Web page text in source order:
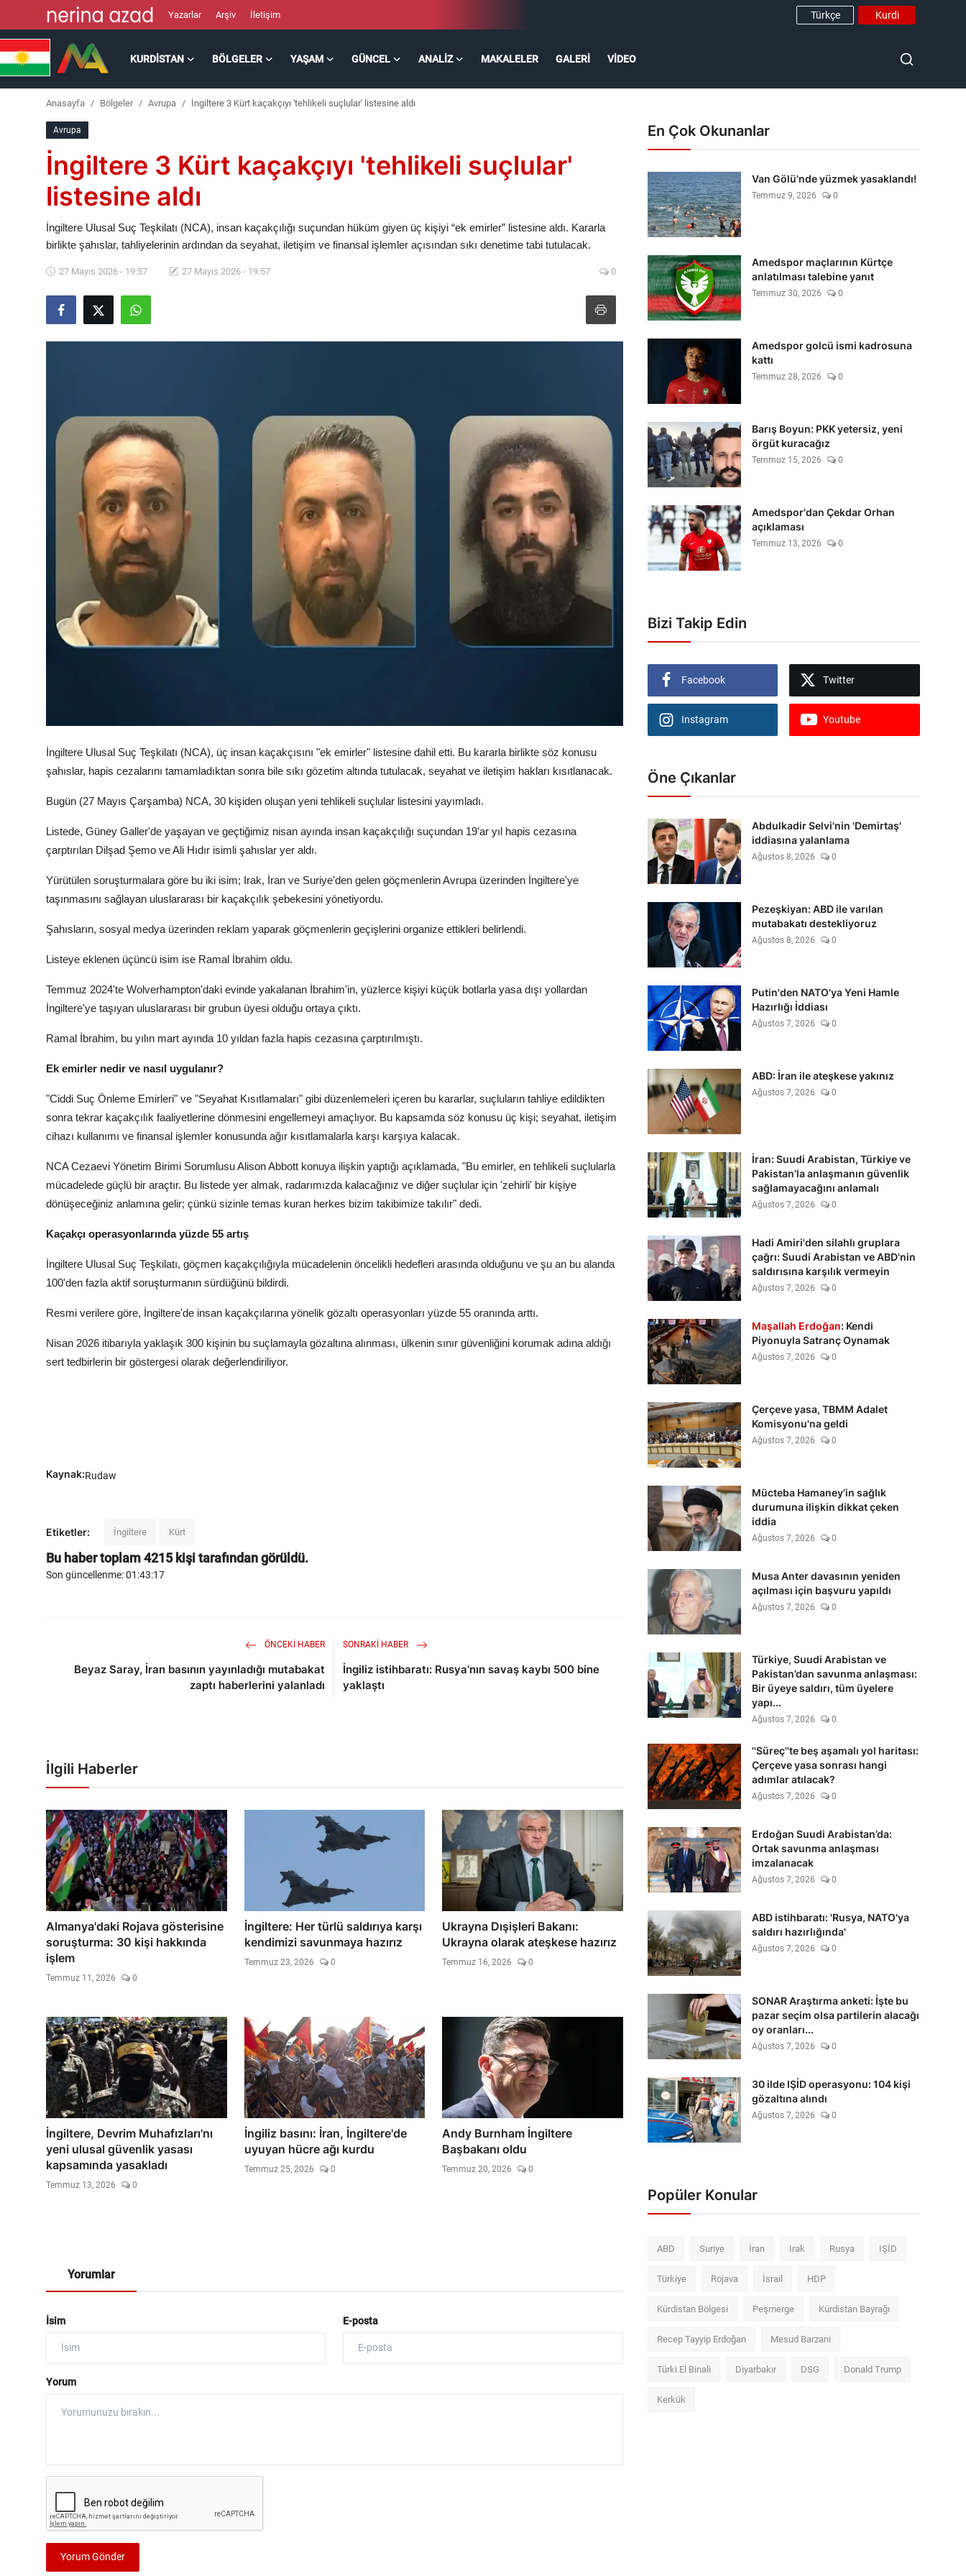
Yazarlar Arşiv İletişim Türkçe Kurdi
KURDISTAN BÖLGELER YAŞAM GÜNCEL ANALIZ MAKALELER GALERI VIDEO
Güncel
Kurdi
Anasayfa Bölgeler Avrupa İngiltere 3 Kürt kaçakçıyı 'tehlikeli suçlular' listesine aldı
Avrupa
İngiltere 3 Kürt kaçakçıyı 'tehlikeli suçlular'
listesine aldı
İngiltere Ulusal Suç Teşkilatı (NCA), insan kaçakçılığı suçundan hüküm giyen üç kişiyi “ek emirler” listesine aldı. Kararla
birlikte şahıslar, tahliyelerinin ardından da seyahat, iletişim ve finansal işlemler açısından sıkı denetime tabi tutulacak.
27 Mayıs 2026 - 19:57 27 Mayıs 2026 - 19:57 0
İngiltere Ulusal Suç Teşkilatı (NCA), üç insan kaçakçısını "ek emirler" listesine dahil etti. Bu kararla birlikte söz konusu
şahıslar, hapis cezalarını tamamladıktan sonra bile sıkı gözetim altında tutulacak, seyahat ve iletişim hakları kısıtlanacak.
Bugün (27 Mayıs Çarşamba) NCA, 30 kişiden oluşan yeni tehlikeli suçlular listesini yayımladı.
Listede, Güney Galler'de yaşayan ve geçtiğimiz nisan ayında insan kaçakçılığı suçundan 19'ar yıl hapis cezasına
çarptırılan Dilşad Şemo ve Ali Hıdır isimli şahıslar yer aldı.
Yürütülen soruşturmalara göre bu iki isim; Irak, İran ve Suriye'den gelen göçmenlerin Avrupa üzerinden İngiltere'ye
taşınmasını sağlayan uluslararası bir kaçakçılık şebekesini yönetiyordu.
Şahısların, sosyal medya üzerinden reklam yaparak göçmenlerin geçişlerini organize ettikleri belirlendi.
Listeye eklenen üçüncü isim ise Ramal İbrahim oldu.
Temmuz 2024'te Wolverhampton'daki evinde yakalanan İbrahim'in, yüzlerce kişiyi küçük botlarla yasa dışı yollardan
İngiltere'ye taşıyan uluslararası bir grubun üyesi olduğu ortaya çıktı.
Ramal İbrahim, bu yılın mart ayında 10 yıldan fazla hapis cezasına çarptırılmıştı.
Ek emirler nedir ve nasıl uygulanır?
"Ciddi Suç Önleme Emirleri" ve "Seyahat Kısıtlamaları" gibi düzenlemeleri içeren bu kararlar, suçluların tahliye edildikten
sonra tekrar kaçakçılık faaliyetlerine dönmesini engellemeyi amaçlıyor. Bu kapsamda söz konusu üç kişi; seyahat, iletişim
cihazı kullanımı ve finansal işlemler konusunda ağır kısıtlamalarla karşı karşıya kalacak.
NCA Cezaevi Yönetim Birimi Sorumlusu Alison Abbott konuya ilişkin yaptığı açıklamada, "Bu emirler, en tehlikeli suçlularla
mücadelede güçlü bir araçtır. Bu listede yer almak, radarımızda kalacağınız ve diğer suçlular için 'zehirli' bir kişiye
dönüşeceğiniz anlamına gelir; çünkü sizinle temas kuran herkes bizim takibimize takılır" dedi.
Kaçakçı operasyonlarında yüzde 55 artış
İngiltere Ulusal Suç Teşkilatı, göçmen kaçakçılığıyla mücadelenin öncelikli hedefleri arasında olduğunu ve şu an bu alanda
100'den fazla aktif soruşturmanın sürdüğünü bildirdi.
Resmi verilere göre, İngiltere'de insan kaçakçılarına yönelik gözaltı operasyonları yüzde 55 oranında arttı.
Nisan 2026 itibarıyla yaklaşık 300 kişinin bu suçlamayla gözaltına alınması, ülkenin sınır güvenliğini korumak adına aldığı
sert tedbirlerin bir göstergesi olarak değerlendiriliyor.
Kaynak:Rudaw
Etiketler: İngiltere Kürt
Bu haber toplam4215kişi tarafından görüldü.
Son güncellenme: 01:43:17
ÖNCEKI HABER
Beyaz Saray, İran basının yayınladığı mutabakat
zaptı haberlerini yalanladı
SONRAKI HABER
İngiliz istihbaratı: Rusya’nın savaş kaybı 500 bine
yaklaştı
İlgili Haberler
Almanya'daki Rojava gösterisine
soruşturma: 30 kişi hakkında
işlem
Temmuz 11, 2026 0
İngiltere: Her türlü saldırıya karşı
kendimizi savunmaya hazırız
Temmuz 23, 2026 0
Ukrayna Dışişleri Bakanı:
Ukrayna olarak ateşkese hazırız
Temmuz 16, 2026 0
İngiltere, Devrim Muhafızları'nı
yeni ulusal güvenlik yasası
kapsamında yasakladı
Temmuz 13, 2026 0
İngiliz basını: İran, İngiltere'de
uyuyan hücre ağı kurdu
Temmuz 25, 2026 0
Andy Burnham İngiltere
Başbakanı oldu
Temmuz 20, 2026 0
Yorumlar
İsim E-posta
Yorum
Yorum Gönder
En Çok Okunanlar
Van Gölü'nde yüzmek yasaklandı!
Temmuz 9, 2026 0
Amedspor maçlarının Kürtçe
anlatılması talebine yanıt
Temmuz 30, 2026 0
Amedspor golcü ismi kadrosuna
kattı
Temmuz 28, 2026 0
Barış Boyun: PKK yetersiz, yeni
örgüt kuracağız
Temmuz 15, 2026 0
Amedspor'dan Çekdar Orhan
açıklaması
Temmuz 13, 2026 0
Bizi Takip Edin
Facebook Twitter
Instagram Youtube
Öne Çıkanlar
Abdulkadir Selvi'nin 'Demirtaş'
iddiasına yalanlama
Ağustos 8, 2026 0
Pezeşkiyan: ABD ile varılan
mutabakatı destekliyoruz
Ağustos 8, 2026 0
Putin'den NATO'ya Yeni Hamle
Hazırlığı İddiası
Ağustos 7, 2026 0
ABD: İran ile ateşkese yakınız
Ağustos 7, 2026 0
İran: Suudi Arabistan, Türkiye ve
Pakistan’la anlaşmanın güvenlik
sağlamayacağını anlamalı
Ağustos 7, 2026 0
Hadi Amiri'den silahlı gruplara
çağrı: Suudi Arabistan ve ABD'nin
saldırısına karşılık vermeyin
Ağustos 7, 2026 0
Maşallah Erdoğan: Kendi
Piyonuyla Satranç Oynamak
Ağustos 7, 2026 0
Çerçeve yasa, TBMM Adalet
Komisyonu'na geldi
Ağustos 7, 2026 0
Mücteba Hamaney’in sağlık
durumuna ilişkin dikkat çeken
iddia
Ağustos 7, 2026 0
Musa Anter davasının yeniden
açılması için başvuru yapıldı
Ağustos 7, 2026 0
Türkiye, Suudi Arabistan ve
Pakistan’dan savunma anlaşması:
Bir üyeye saldırı, tüm üyelere
yapı...
Ağustos 7, 2026 0
''Süreç''te beş aşamalı yol haritası:
Çerçeve yasa sonrası hangi
adımlar atılacak?
Ağustos 7, 2026 0
Erdoğan Suudi Arabistan’da:
Ortak savunma anlaşması
imzalanacak
Ağustos 7, 2026 0
ABD istihbaratı: 'Rusya, NATO'ya
saldırı hazırlığında'
Ağustos 7, 2026 0
SONAR Araştırma anketi: İşte bu
pazar seçim olsa partilerin alacağı
oy oranları...
Ağustos 7, 2026 0
30 ilde IŞİD operasyonu: 104 kişi
gözaltına alındı
Ağustos 7, 2026 0
Popüler Konular
ABD Suriye İran Irak Rusya IŞİD
Türkiye Rojava İsrail HDP
Kürdistan Bölgesi Peşmerge Kürdistan Bayrağı
Recep Tayyip Erdoğan Mesud Barzani
Türki El Binali Diyarbakır DSG Donald Trump
Kerkük